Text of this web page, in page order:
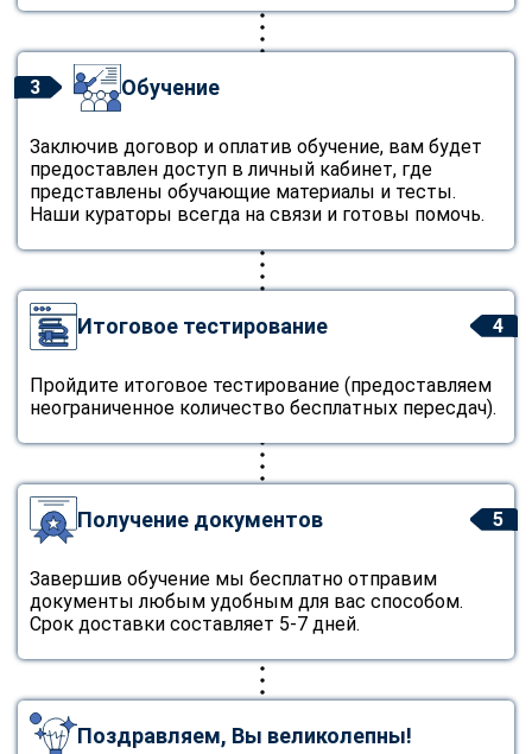
3 Обучение
Заключив договор и оплатив обучение, вам будет
предоставлен доступ в личный кабинет, где
представлены обучающие материалы и тесты.
Наши кураторы всегда на связи и готовы помочь.
4
Итоговое тестирование
Пройдите итоговое тестирование (предоставляем
неограниченное количество бесплатных пересдач).
5
Получение документов
Завершив обучение мы бесплатно отправим
документы любым удобным для вас способом.
Срок доставки составляет 5-7 дней.
Поздравляем, Вы великолепны!